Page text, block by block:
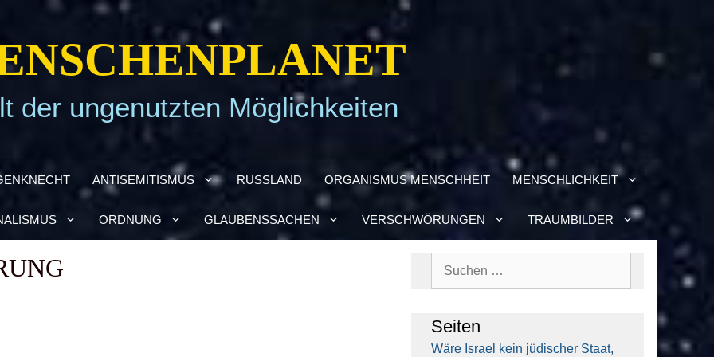
der ungenutzten Möglichkeiten
ANTI­SE­MI­TIS­MUS RUSS­LAND ORGA­NIS­MUS MENSCH­HEIT MENSCH­LICH­KEIT
ORD­NUNG GLAU­BENS­SA­CHEN VER­SCHWÖ­RUN­GEN TRAUM­BIL­DER
Sei­ten
Wäre Isra­el kein jüdi­scher Staat,